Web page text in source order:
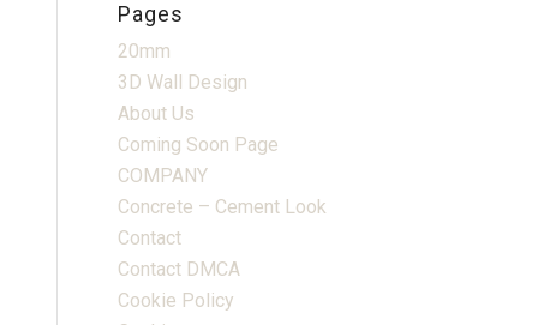
Pages
20mm
3D Wall Design
About Us
Coming Soon Page
COMPANY
Concrete – Cement Look
Contact
Contact DMCA
Cookie Policy